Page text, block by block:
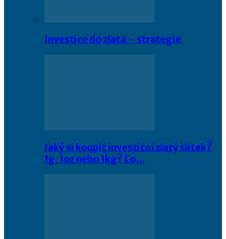
Investice do zlata – strategie
Jaký si koupit investiční zlatý slitek?
1g, 1oz nebo 1kg? Co…